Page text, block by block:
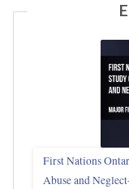
First Nations
Abuse and